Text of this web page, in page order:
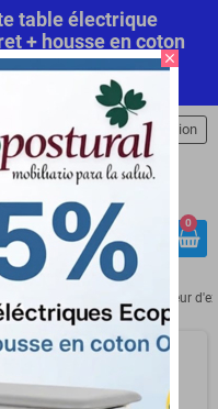
table électrique
+ housse en coton
Commandez
search
0
person Connexion
Simulateur
close